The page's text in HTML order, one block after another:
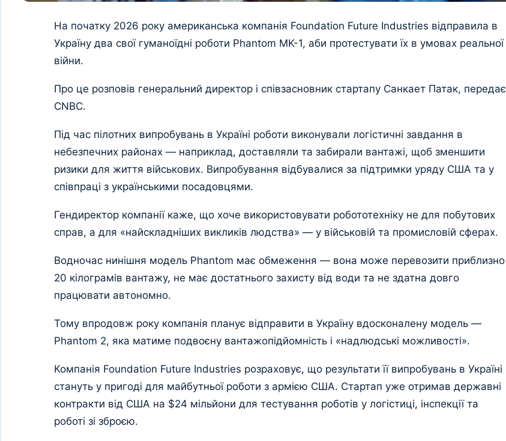
На початку 2026 року американська компанія Foundation Future Industries відправила в
Україну два свої гуманоїдні роботи Phantom MK-1, аби протестувати їх в умовах реальної
війни.
Про це розповів генеральний директор і співзасновник стартапу Санкает Патак, передає
CNBC.
Під час пілотних випробувань в Україні роботи виконували логістичні завдання в
небезпечних районах — наприклад, доставляли та забирали вантажі, щоб зменшити
ризики для життя військових. Випробування відбувалися за підтримки уряду США та у
співпраці з українськими посадовцями.
Гендиректор компанії каже, що хоче використовувати робототехніку не для побутових
справ, а для «найскладніших викликів людства» — у військовій та промисловій сферах.
Водночас нинішня модель Phantom має обмеження — вона може перевозити приблизно
20 кілограмів вантажу, не має достатнього захисту від води та не здатна довго
працювати автономно.
Тому впродовж року компанія планує відправити в Україну вдосконалену модель —
Phantom 2, яка матиме подвоєну вантажопідйомність і «надлюдські можливості».
Компанія Foundation Future Industries розраховує, що результати її випробувань в Україні
стануть у пригоді для майбутньої роботи з армією США. Стартап уже отримав державні
контракти від США на $24 мільйони для тестування роботів у логістиці, інспекції та
роботі зі зброєю.